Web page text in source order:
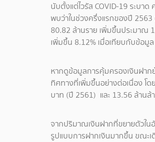
นับตั้งแต่ไวรัส COVID-19 ระบา
พบว่าในช่วงครึ่งแรกของปี 2563
80.82 ล้านราย เพิ่มขึ้นประมาณ
เพิ่มขึ้น 8.12% เมื่อเทียบกับข้อมู
หากดูข้อมูลการคุ้มครองเงินฝาก
ทิศทางที่เพิ่มขึ้นอย่างต่อเนื่อง โ
บาท (ปี 2561) และ 13.56 ล้าน
จากปริมาณเงินฝากที่ขยายตัวใน
รูปแบบการฝากเงินมากขึ้น ขณะเ